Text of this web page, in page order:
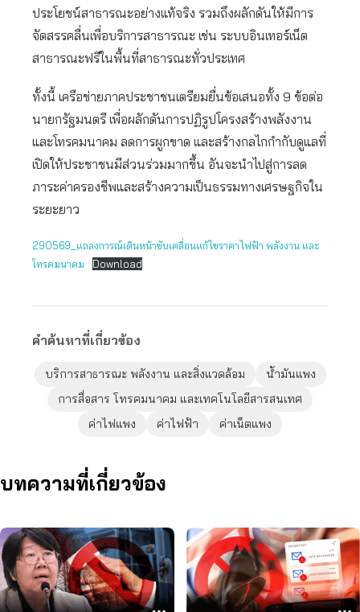
ประโยชน์สาธารณะอย่างแท้จริง รวมถึงผลักดันให้มีการ
จัดสรรคลื่นเพื่อบริการสาธารณะ เช่น ระบบอินเทอร์เน็ต
สาธารณะฟรีในพื้นที่สาธารณะทั่วประเทศ
ทั้งนี้ เครือข่ายภาคประชาชนเตรียมยื่นข้อเสนอทั้ง 9 ข้อต่อ
นายกรัฐมนตรี เพื่อผลักดันการปฏิรูปโครงสร้างพลังงาน
และโทรคมนาคม ลดการผูกขาด และสร้างกลไกกำกับดูแลที่
เปิดให้ประชาชนมีส่วนร่วมมากขึ้น อันจะนำไปสู่การลด
ภาระค่าครองชีพและสร้างความเป็นธรรมทางเศรษฐกิจใน
ระยะยาว
290569_แถลงการณ์เดินหน้าขับเคลื่อนแก้ไขราคาไฟฟ้า พลังงาน และ
โทรคมนาคม
Download
คำค้นหาที่เกี่ยวข้อง
บริการสาธารณะ พลังงาน และสิ่งแวดล้อม
น้ำมันแพง
การสื่อสาร โทรคมนาคม และเทคโนโลยีสารสนเทศ
ค่าไฟแพง
ค่าไฟฟ้า ค่าเน็ตแพง
บทความที่เกี่ยวข้อง